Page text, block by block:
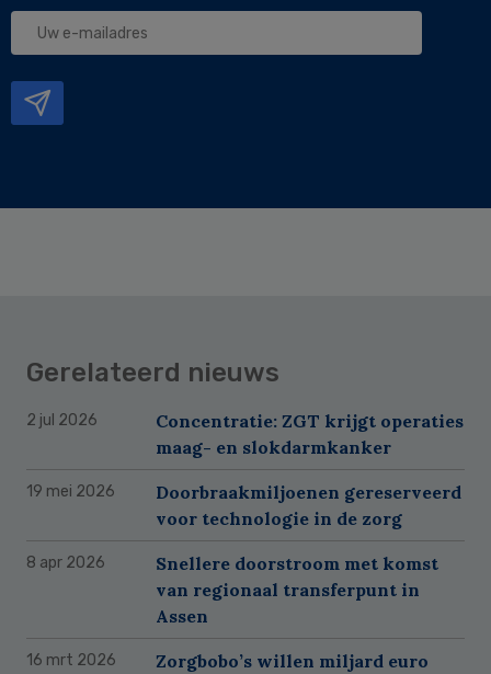
Uw
Gerelateerd nieuws
2 jul 2026
Concentratie: ZGT krijgt operaties
maag- en slokdarmkanker
19 mei 2026
Doorbraakmiljoenen gereserveerd
voor technologie in de zorg
8 apr 2026
Snellere doorstroom met komst
van regionaal transferpunt in
Assen
16 mrt 2026
Zorgbobo’s willen miljard euro